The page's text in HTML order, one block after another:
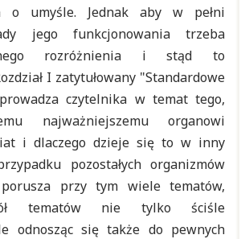
o umyśle. Jednak aby w pełni
jego funkcjonowania trzeba
rozróżnienia i stąd to
I zatytułowany "Standardowe
czytelnika w temat tego,
najważniejszemu organowi
i dlaczego dzieje się to w inny
pozostałych organizmów
przy tym wiele tematów,
tematów nie tylko ściśle
odnosząc się także do pewnych